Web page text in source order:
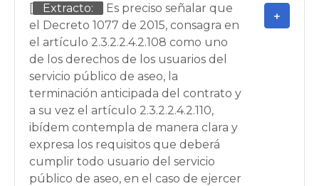
[
Extracto:
Es preciso señalar que
el Decreto 1077 de 2015, consagra en
el artículo 2.3.2.2.4.2.108 como uno
de los derechos de los usuarios del
servicio público de aseo, la
terminación anticipada del contrato y
a su vez el artículo 2.3.2.2.4.2.110,
ibídem contempla de manera clara y
expresa los requisitos que deberá
cumplir todo usuario del servicio
público de aseo, en el caso de ejercer